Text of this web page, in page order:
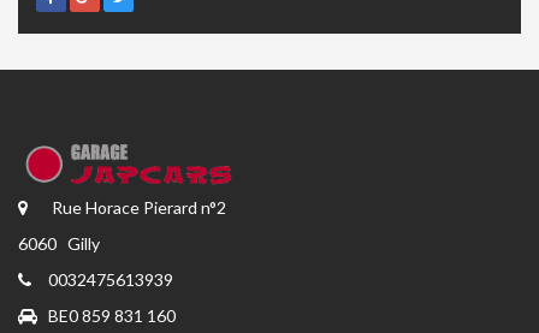
Rue Horace Pierard n°2
6060 Gilly
0032475613939
BE0 859 831 160